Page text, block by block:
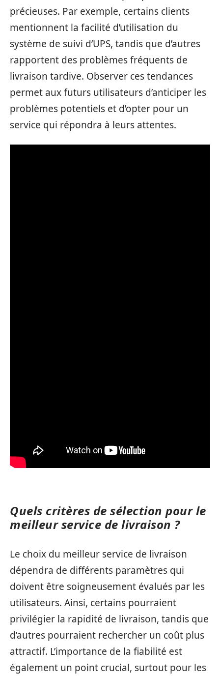
précieuses. Par exemple, certains clients
mentionnent la facilité d’utilisation du
système de suivi d’UPS, tandis que d’autres
rapportent des problèmes fréquents de
livraison tardive. Observer ces tendances
permet aux futurs utilisateurs d’anticiper les
problèmes potentiels et d’opter pour un
service qui répondra à leurs attentes.
Quels critères de sélection pour le
meilleur service de livraison ?
Le choix du meilleur service de livraison
dépendra de différents paramètres qui
doivent être soigneusement évalués par les
utilisateurs. Ainsi, certains pourraient
privilégier la rapidité de livraison, tandis que
d’autres pourraient rechercher un coût plus
attractif. L’importance de la fiabilité est
également un point crucial, surtout pour les